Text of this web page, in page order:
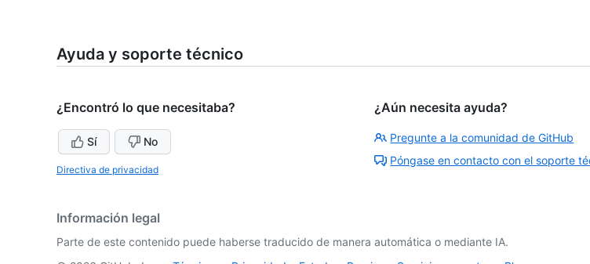
Ayuda y soporte técnico
¿Encontró lo que necesitaba?
Sí No
Directiva de privacidad
¿Aún necesita ayuda?
Pregunte a la comunidad de GitHub
Póngase en contacto con el soporte
Información legal
Parte de este contenido puede haberse traducido de manera automática o mediante IA.